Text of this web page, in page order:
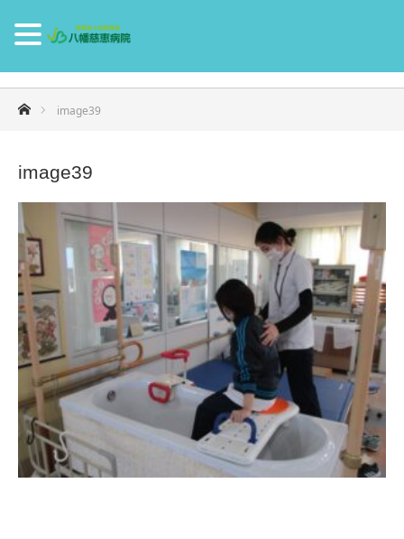
ホームimage39
image39